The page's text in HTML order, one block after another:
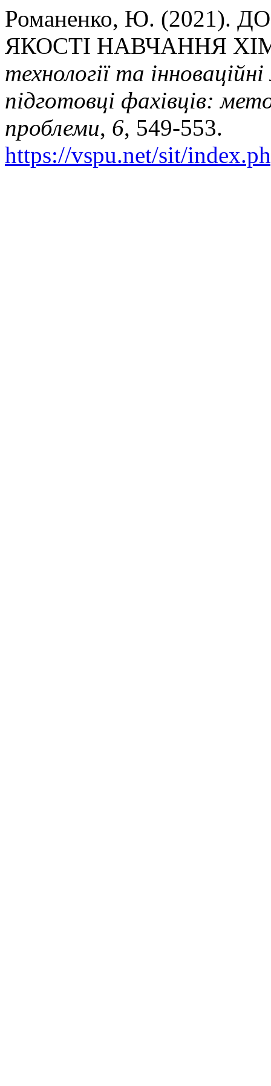
Романенко, Ю. (2021).
ЯКОСТІ НАВЧАННЯ
технології та
підготовці фахівців:
проблеми, 6, 549-553.
https://vspu.net/sit/